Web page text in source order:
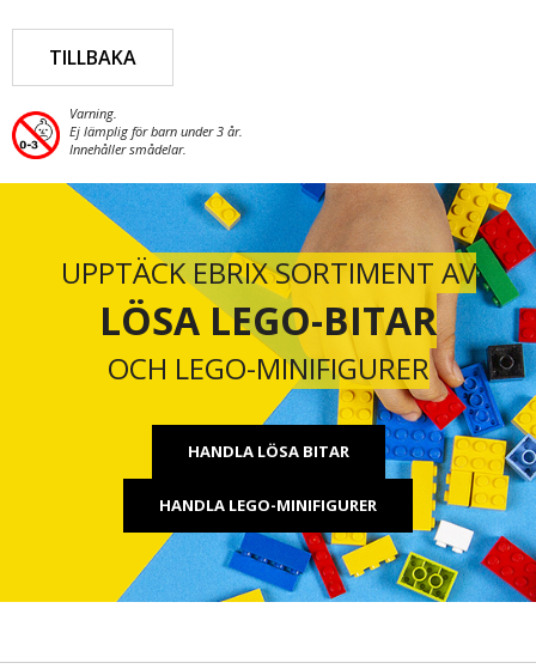
TILLBAKA
Varning.
Ej lämplig för barn under 3 år.
Innehåller smådelar.
UPPTÄCK EBRIX SORTIMENT AV
LÖSA LEGO-BITAR
OCH LEGO-MINIFIGURER
HANDLA LÖSA BITAR
HANDLA LEGO-MINIFIGURER